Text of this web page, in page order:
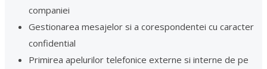
companiei
Gestionarea mesajelor si a corespondentei cu caracter
confidential
Primirea apelurilor telefonice externe si interne de pe